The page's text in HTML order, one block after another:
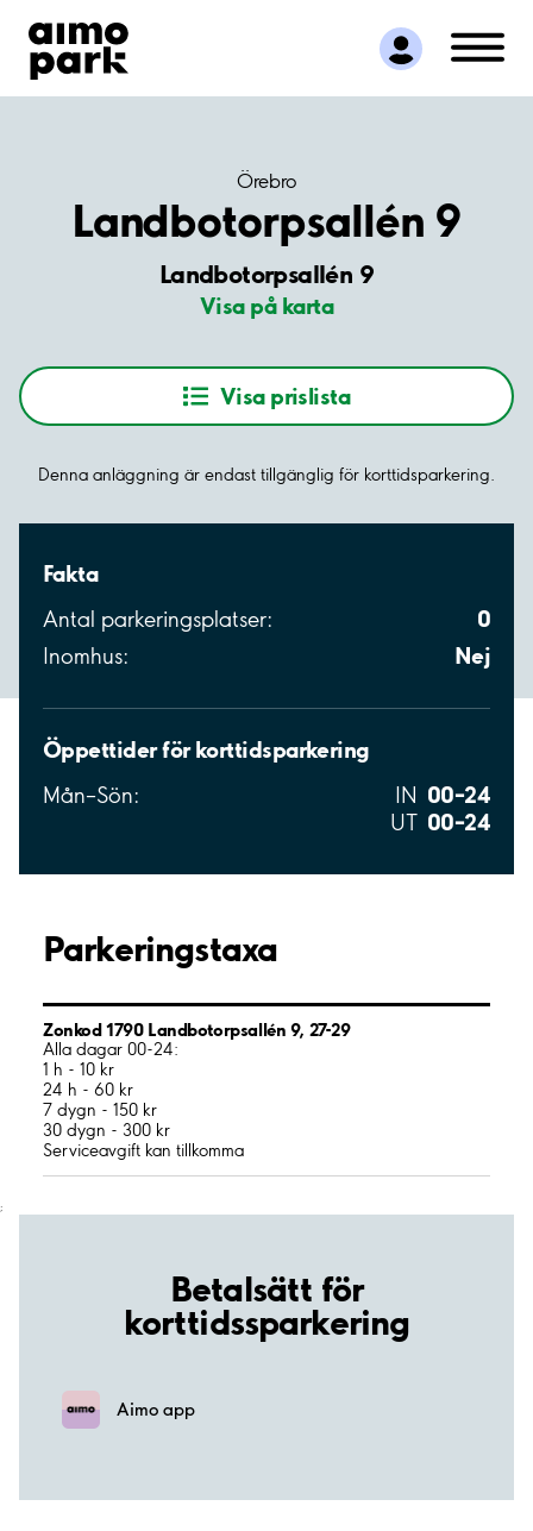
Hitta parkering
Samarbete
Kundservice
Örebro
Landbotorpsallén 9
Landbotorpsallén 9
Visa på karta
Visa prislista
Denna anläggning är endast tillgänglig för korttidsparkering.
Fakta
Antal parkeringsplatser: 0
Inomhus: Nej
Öppettider för korttidsparkering
Mån–Sön: IN 00–24
UT 00–24
Parkeringstaxa
Zonkod 1790 Landbotorpsallén 9, 27-29
Alla dagar 00-24:
1 h - 10 kr
24 h - 60 kr
7 dygn - 150 kr
30 dygn - 300 kr
Serviceavgift kan tillkomma
;
Betalsätt för
korttidssparkering
Aimo app